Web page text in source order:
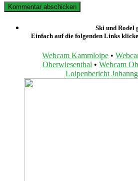
Ski und Rodel
Einfach auf die folgenden Links
Webcam Kammloipe •
Oberwiesenthal • Webcam
Loipenbericht